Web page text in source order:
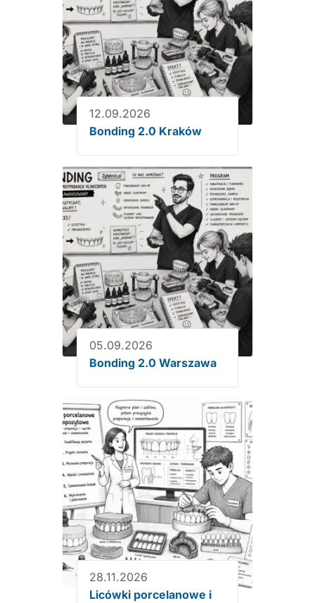
12.09.2026
Bonding 2.0 Kraków
05.09.2026
Bonding 2.0 Warszawa
28.11.2026
Licówki porcelanowe i